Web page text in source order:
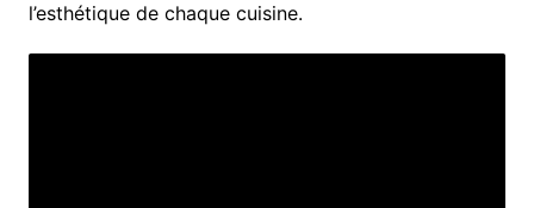
l’esthétique de chaque cuisine.